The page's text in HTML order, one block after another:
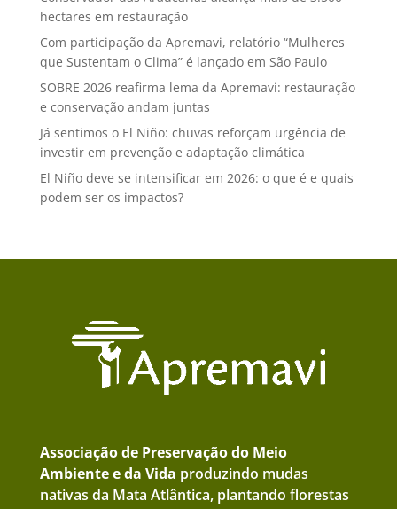
hectares em restauração
Com participação da Apremavi, relatório “Mulheres
que Sustentam o Clima” é lançado em São Paulo
SOBRE 2026 reafirma lema da Apremavi: restauração
e conservação andam juntas
Já sentimos o El Niño: chuvas reforçam urgência de
investir em prevenção e adaptação climática
El Niño deve se intensificar em 2026: o que é e quais
podem ser os impactos?
Associação de Preservação do Meio
Ambiente e da Vida produzindo mudas
nativas da Mata Atlântica, plantando florestas